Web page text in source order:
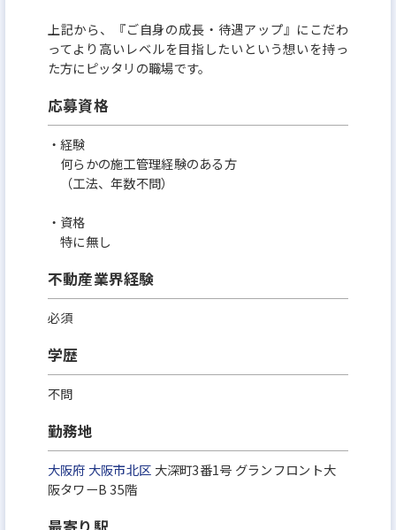
上記から、『ご自身の成長・待遇アップ』にこだわ
ってより高いレベルを目指したいという想いを持っ
た方にピッタリの職場です。
応募資格
・経験
何らかの施工管理経験のある方
（工法、年数不問）
・資格
特に無し
不動産業界経験
必須
学歴
不問
勤務地
大阪府 大阪市北区 大深町3番1号 グランフロント大
阪タワーB 35階